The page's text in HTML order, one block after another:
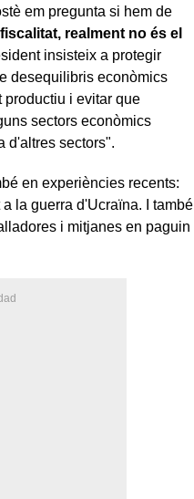
em pregunta si hem de
realment no és el
insisteix a protegir
desequilibris econòmics
productiu i evitar que
sectors econòmics
d'altres sectors".
en experiències recents:
la guerra d'Ucraïna. I també
i mitjanes en paguin